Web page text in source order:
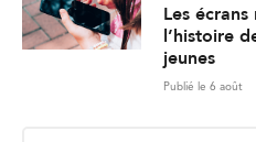
Les
l’histoire
jeunes
Publié le 6 août